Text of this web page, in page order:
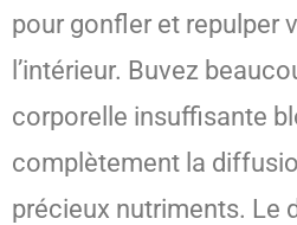
pour gonfler et repulper
l’intérieur. Buvez
corporelle insuffisante
complètement la
précieux nutriments. Le